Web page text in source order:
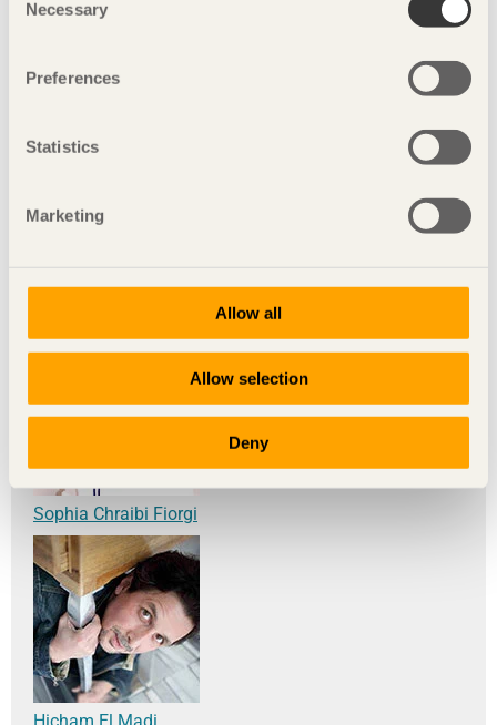
Selection
Necessary
Preferences
Statistics
Marketing
Allow all
Allow selection
Deny
Sophia Chraibi Fiorgi